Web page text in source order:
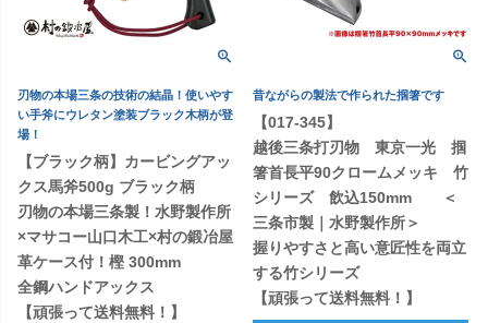
刃物の本場三条の技術の結晶！使いやす
い手斧にウレタン塗装ブラック木柄が登
場！
【ブラック柄】カービングアッ
クス馬斧500g ブラック柄
刃物の本場三条製！水野製作所
×マサコー山口木工×村の鍛冶屋
革ケース付！樫 300mm
全鋼ハンドアックス
【頑張って送料無料！】
昔ながらの製法で作られた掴箸です
【017-345】
越後三条打刃物 東京一光 掴
箸首長平90クロームメッキ 竹
シリーズ 飲込150mm ＜
三条市製｜水野製作所＞
握りやすさと高い意匠性を両立
する竹シリーズ
【頑張って送料無料！】